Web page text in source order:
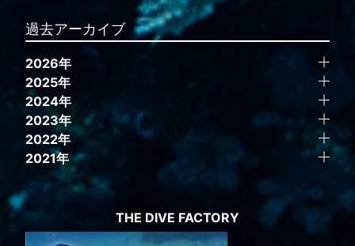
過去アーカイブ
2026年
2025年
2024年
2023年
2022年
2021年
THE DIVE FACTORY